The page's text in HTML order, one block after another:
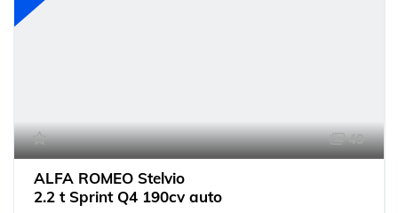
49
ALFA ROMEO Stelvio
2.2 t Sprint Q4 190cv auto